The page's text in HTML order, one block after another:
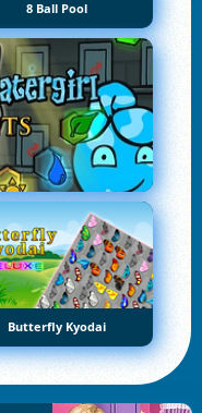
8 Ball Pool
Butterfly Kyodai